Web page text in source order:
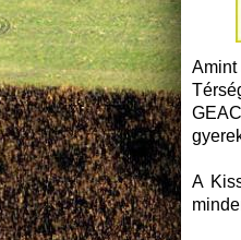
Amint
A